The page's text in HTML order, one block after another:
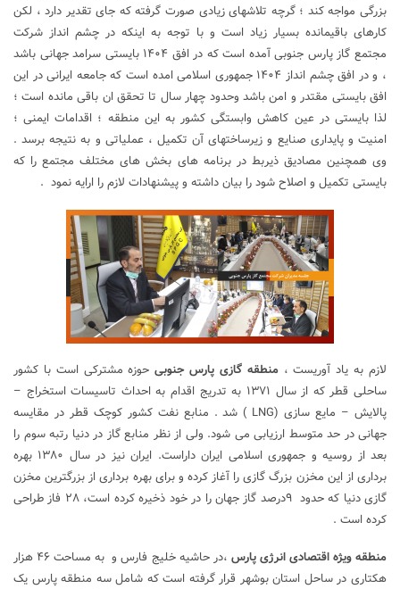
بزرگی مواجه کند ؛ گرچه تلاشهای زیادی صورت گرفته که جای تقدیر دارد ، لکن
کارهای باقیمانده بسیار زیاد است و با توجه به اینکه در چشم انداز شرکت
مجتمع گاز پارس جنوبی آمده است که در افق ۱۴۰۴ بایستی سرامد جهانی باشد
، و در افق چشم انداز ۱۴۰۴ جمهوری اسلامی امده است که جامعه ایرانی در این
افق بایستی مقتدر و امن باشد وحدود چهار سال تا تحقق ان باقی مانده است ؛
لذا بایستی در عین کاهش وابستگی کشور به این منطقه ؛ اقدامات ایمنی ؛
امنیت و پایداری صنایع و زیرساختهای آن تکمیل ، عملیاتی و به نتیجه برسد .
وی همچنین مصادیق ذیربط در برنامه های بخش های مختلف مجتمع را که
بایستی تکمیل و اصلاح شود را بیان داشته و پیشنهادات لازم را ارایه نمود .
لازم به یاد آوریست ،منطقه گازی پارس جنوبیحوزه مشترکی است با کشور
ساحلی قطر که از سال ۱۳۷۱ به تدریج اقدام به احداث تاسیسات استخراج –
پالایش – مایع سازی (LNG ) شد . منابع نفت کشور کوچک قطر در مقایسه
جهانی در حد متوسط ارزیابی می شود. ولی از نظر منابع گاز در دنیا رتبه سوم را
بعد از روسیه و جمهوری اسلامی ایران داراست. ایران نیز در سال ۱۳۸۰ بهره
برداری از این مخزن بزرگ گازی را آغاز کرده و برای بهره برداری از بزرگترین مخزن
گازی دنیا که حدود ۹درصد گاز جهان را در خود ذخیره کرده است، ۲۸ فاز طراحی
کرده است .
منطقه ویژه اقتصادی انرژی پارس
،در حاشیه خلیج فارس و به مساحت ۴۶ هزار
هکتاری در ساحل استان بوشهر قرار گرفته است که شامل سه منطقه پارس یک